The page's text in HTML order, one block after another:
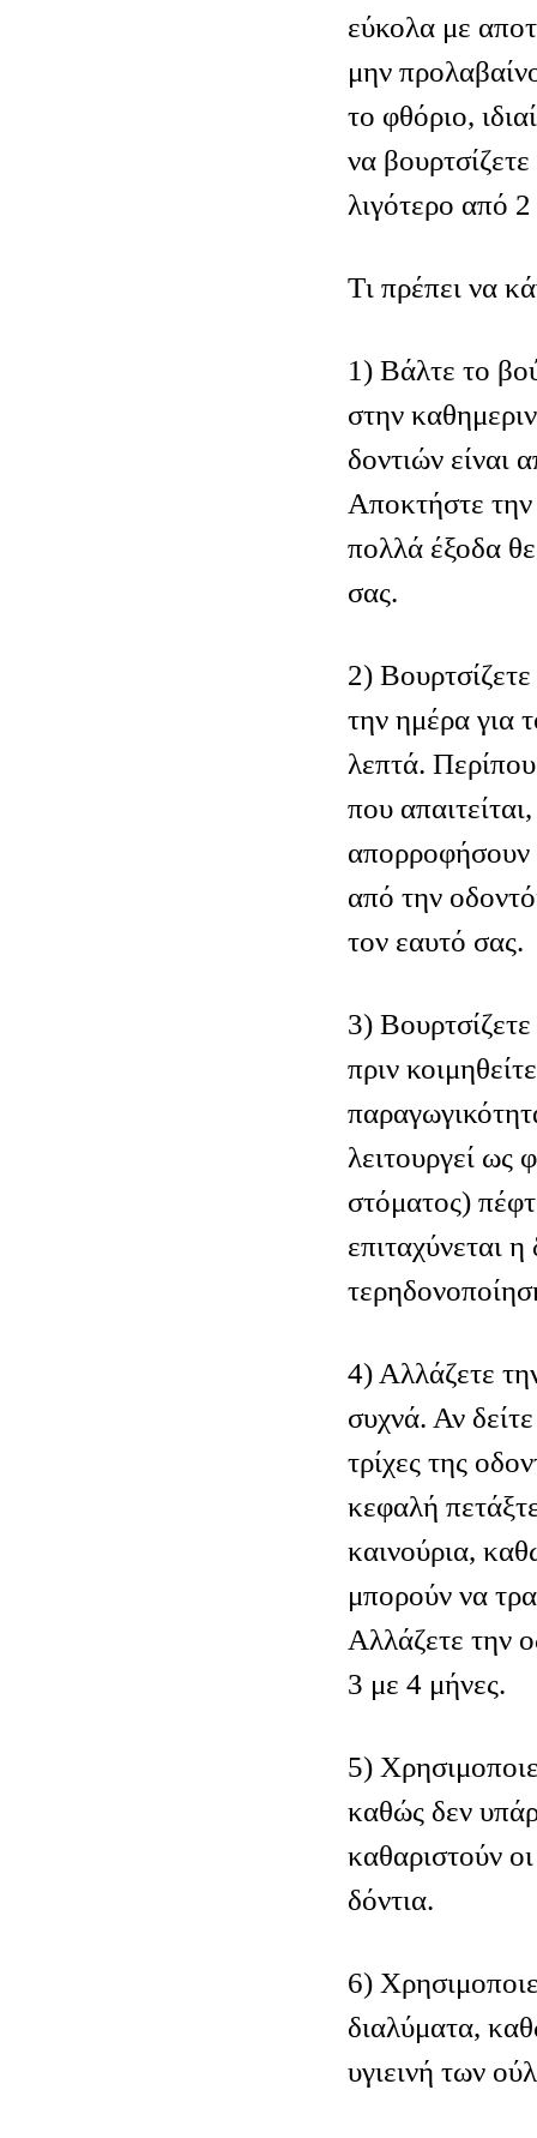
εύκολα με
μην
το φθόριο,
να
λιγότερο από
Tι πρέπει να
1) Βάλτε το
στην
δοντιών είναι
Αποκτήστε
πολλά έξοδα
σας.
2)
την ημέρα για
λεπτά.
που
απορροφήσουν
από την
τον εαυτό σας.
3)
πριν
λειτουργεί ως
στόματος)
επιταχύνεται η
4) Αλλάζετε
συχνά. Αν
τρίχες της
κεφαλή
καινούρια,
μπορούν να
Αλλάζετε την
3 με 4 μήνες.
5)
καθώς δεν
καθαριστούν
δόντια.
6)
διαλύματα,
υγιεινή των